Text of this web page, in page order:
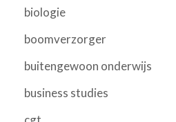
biologie
boomverzorger
buitengewoon onderwijs
business studies